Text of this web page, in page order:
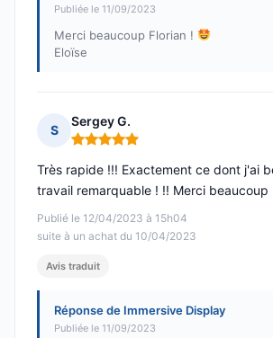
Publiée le 11/09/2023
Merci beaucoup Florian !
Eloïse
S
Sergey G.
Note : 5 sur 5
Publié le 12/04/2023 à 15h04
suite à un achat du 10/04/2023
Très rapide !!! Exactement ce dont j'ai
travail remarquable ! !! Merci beaucoup
Avis traduit
Réponse de Immersive Display
Publiée le 11/09/2023